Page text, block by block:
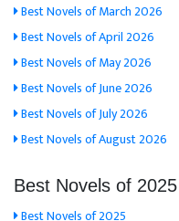
Best Novels of March 2026
Best Novels of April 2026
Best Novels of May 2026
Best Novels of June 2026
Best Novels of July 2026
Best Novels of August 2026
Best Novels of 2025
Best Novels of 2025